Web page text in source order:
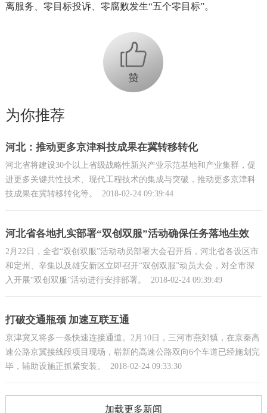
离服务、零目标投诉、零腐败发生“五个零目标”。
+1
为你推荐
河北：推动更多京津科技成果在冀转移转化
河北省将建设30个以上省级战略性新兴产业示范基地和产业集群，促
进更多关键共性技术、现代工程技术的集成与突破，推动更多京津科
技成果在冀转移转化等。
2018-02-24 09:39:44
河北省各地扎实部署“双创双服”活动确保任务落地生效
2月22日，全省“双创双服”活动动员部署大会召开后，河北省各设区市
和定州、辛集以及雄安新区立即召开“双创双服”动员大会，对全市深
入开展“双创双服”活动进行安排部署。
2018-02-24 09:39:49
打破交通瓶颈 加速互联互通
京津冀又将多一条快速连接通道。2月10日，三河市燕郊镇，在京秦高
速公路京冀接线段项目现场，崭新的高速公路双向6个车道已经施划完
毕，辅助设施正抓紧安装。
2018-02-24 09:33:30
加载更多新闻